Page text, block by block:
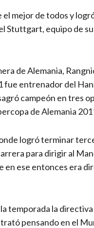
mejor de todos y
Stuttgart, equipo de
de Alemania,
entrenador del
campeón en tres
de Alemania
logró terminar
para dirigir al
en ese entonces era
temporada la
pensando en el